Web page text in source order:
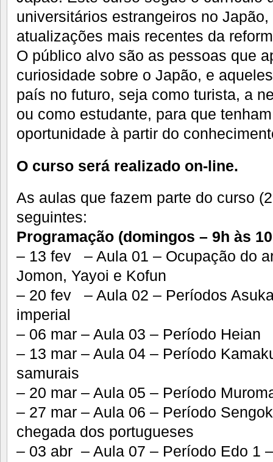
universitários estrangeiros no
atualizações mais recentes da
O público alvo são as pessoas que
curiosidade sobre o Japão, e
país no futuro, seja como turista, a
ou como estudante, para que
oportunidade à partir do
O curso será realizado on-line.
As aulas que fazem parte do curso
seguintes:
Programação (domingos – 9h às
– 13 fev – Aula 01 – Ocupação do
Jomon, Yayoi e Kofun
– 20 fev – Aula 02 – Períodos
imperial
– 06 mar – Aula 03 – Período Heian
– 13 mar – Aula 04 – Período
samurais
– 20 mar – Aula 05 – Período
– 27 mar – Aula 06 – Período
chegada dos portugueses
– 03 abr – Aula 07 – Período Edo 1